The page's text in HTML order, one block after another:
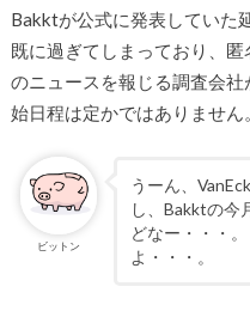
Bakktが公式に発表していた
既に過ぎてしまっており、
のニュースを報じる調査会
始日程は定かではありません。
ビットン
うーん、
し、Bakktの今
どなー・・・
よ・・・。